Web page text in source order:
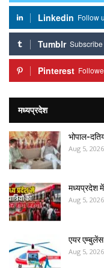
Linkedin Follow
Tumblr Subscribe
Pinterest
मध्यप्रदेश
भोपाल-
Aug 5, 2026
मध्यप्रदेश में
Aug 5, 2026
एयर
Aug 5, 2026